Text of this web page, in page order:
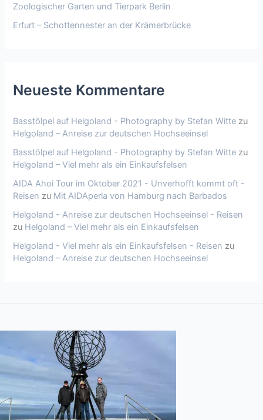
Zoologischer Garten und Tierpark Berlin
Erfurt – Schottennester an der Krämerbrücke
Neueste Kommentare
Basstölpel auf Helgoland - Photography by Stefan Witte zu
Helgoland – Anreise zur deutschen Hochseeinsel
Basstölpel auf Helgoland - Photography by Stefan Witte zu
Helgoland – Viel mehr als ein Einkaufsfelsen
AIDA Ahoi Tour im Oktober 2021 - Unverhofft kommt oft -
Reisen zu Mit AIDAperla von Hamburg nach Barbados
Helgoland - Anreise zur deutschen Hochseeinsel - Reisen
zu Helgoland – Viel mehr als ein Einkaufsfelsen
Helgoland - Viel mehr als ein Einkaufsfelsen - Reisen zu
Helgoland – Anreise zur deutschen Hochseeinsel